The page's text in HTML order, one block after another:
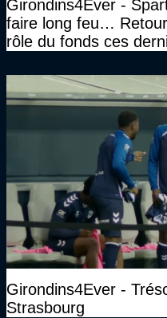
Girondins4Ever -
faire long feu…
rôle du fonds ces
Girondins4Ever -
Strasbourg